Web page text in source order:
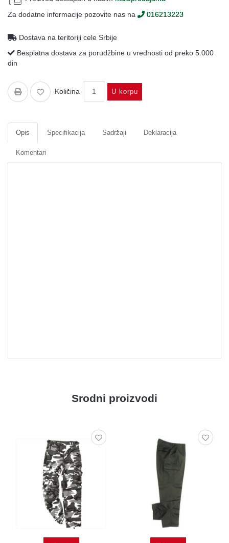
Za dodatne informacije pozovite nas na
016213223
Dostava na teritoriji cele Srbije
Besplatna dostava za porudžbine u vrednosti od preko 5.000
din
Količina U korpu
Opis Specifikacija Sadržaji Deklaracija
Komentari
Srodni proizvodi